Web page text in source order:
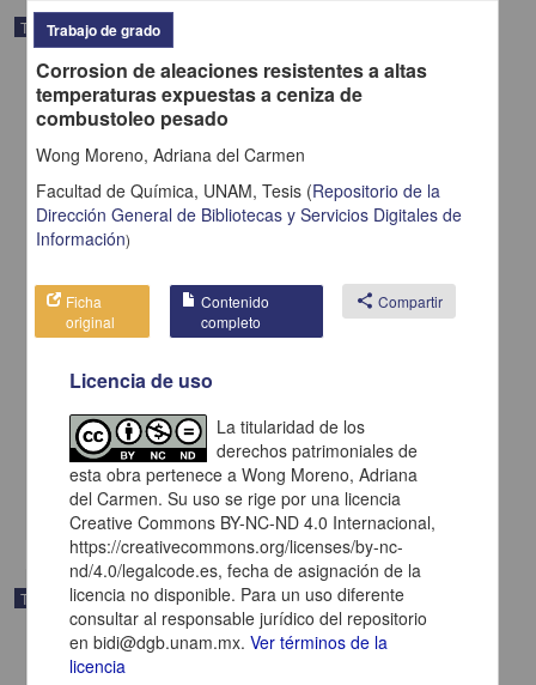
Trabajo de grado
Tierra y sociedad en Mexico durante el siglo XIX el caso de
Gomez Serrano, José de Jesus
Artes y Humanidades
Trabajo de grado
Trabajo de grado
Corrosion de aleaciones resistentes a altas
temperaturas expuestas a ceniza de
combustoleo pesado
Wong Moreno, Adriana del Carmen
Facultad de Química, UNAM, Tesis (Repositorio de la
Dirección General de Bibliotecas y Servicios Digitales de
Información)
Ficha
original
Contenido
completo
share Compartir
Licencia de uso
La titularidad de los
derechos patrimoniales de
esta obra pertenece a Wong Moreno, Adriana
del Carmen. Su uso se rige por una licencia
Creative Commons BY-NC-ND 4.0 Internacional,
https://creativecommons.org/licenses/by-nc-
nd/4.0/legalcode.es, fecha de asignación de la
licencia no disponible. Para un uso diferente
consultar al responsable jurídico del repositorio
en bidi@dgb.unam.mx.Ver términos de la
licencia